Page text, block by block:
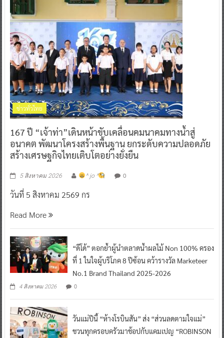
ข่าวทั่วไทย
167 ปี “เจ้าท่า”เดินหน้าขับเคลื่อนคมนาคมทางน้ำสู่
อนาคต พัฒนาโครงสร้างพื้นฐาน ยกระดับความปลอดภัย
สร้างเศรษฐกิจไทยเติบโตอย่างยั่งยืน
5 สิงหาคม 2026 ^ jo ^ 0
วันที่ 5 สิงหาคม 2569 กร
Read More
“ดีโด้” ตอกย้ำผู้นำตลาดน้ำผลไม้ Non 100% ครอง
ที่ 1 ในใจผู้บริโภค 8 ปีซ้อน คว้ารางวัล Marketeer
No.1 Brand Thailand 2025-2026
4 สิงหาคม 2026 0
วันแม่ปีนี้ “ห้างโรบินสัน” ส่ง “ส่วนลดตามใจแม่”
ชวนทุกครอบครัวมาช้อปกับแคมเปญ “ROBINSON